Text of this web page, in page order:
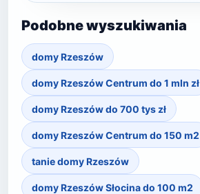
Podobne wyszukiwania
domy Rzeszów
domy Rzeszów Centrum do 1 mln zł
domy Rzeszów do 700 tys zł
domy Rzeszów Centrum do 150 m2
tanie domy Rzeszów
domy Rzeszów Słocina do 100 m2